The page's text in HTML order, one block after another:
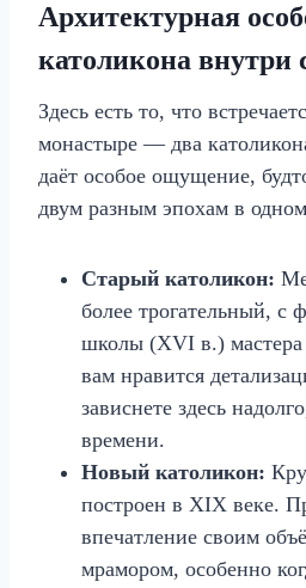
Архитектурная
католикона внутри
Здесь есть то, что
монастыре — два
даёт особое ощущение,
двум разным эпохам в
Старый католикон:
более трогательный, с
школы (XVI в.)
вам нравится
зависнете здесь
времени.
Новый католикон:
построен в XIX веке.
впечатление своим
мрамором, особенно